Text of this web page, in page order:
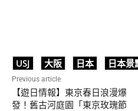
USJ 大阪 日本 日本景
Previous article
【遊日情報】東京春日浪漫爆
發！舊古河庭園「東京玫瑰節